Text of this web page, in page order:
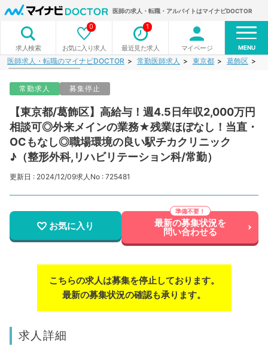
医師の求人・転職・アルバイトはマイナビDOCTOR
求人検索 お気に入り求人
0
最近見た求人
1
マイページ MENU
医師求人・転職のマイナビDOCTOR 常勤医師求人 東京都 葛飾区
常勤求人 募集停止
【東京都/葛飾区】高給与！週4.5日年収2,000万円
相談可◎外来メインの業務★残業ほぼなし！当直・
OCもなし◎職場環境の良い駅チカクリニック
♪（整形外科,リハビリテーション科/常勤）
更新日 : 2024/12/09求人No : 725481
お気に入り 最新の募集状況を
問い合わせる
こちらの求人は募集を停止しております。
最新の募集状況の確認も承ります。
求人詳細